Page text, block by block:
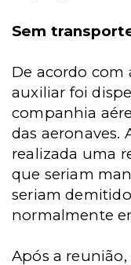
Sem
De acordo com
auxiliar foi
companhia
das aeronaves.
realizada uma
que seriam
seriam
normalmente
Após a